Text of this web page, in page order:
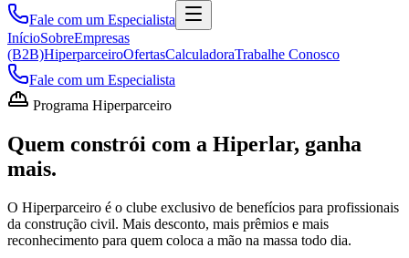
Fale com um Especialista
InícioSobreEmpresas
(B2B)HiperparceiroOfertasCalculadoraTrabalhe Conosco
Fale com um Especialista
Programa Hiperparceiro
Quem constrói com a Hiperlar, ganha
mais.
O Hiperparceiro é o clube exclusivo de benefícios para profissionais
da construção civil. Mais desconto, mais prêmios e mais
reconhecimento para quem coloca a mão na massa todo dia.